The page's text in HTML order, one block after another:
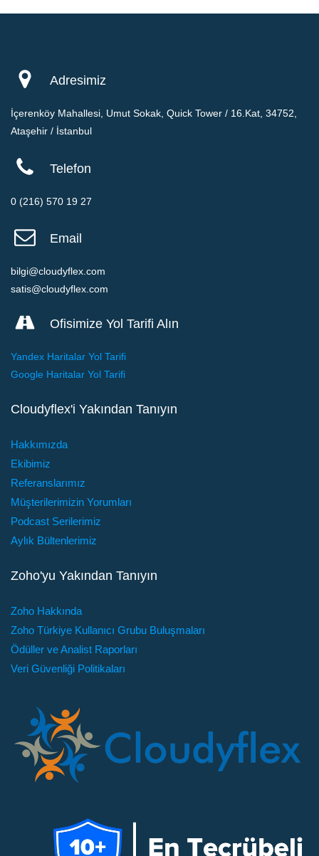
Adresimiz
İçerenköy Mahallesi, Umut Sokak, Quick Tower / 16.Kat, 34752,
Ataşehir / İstanbul
Telefon
0 (216) 570 19 27
Email
bilgi@cloudyflex.com
satis@cloudyflex.com
Ofisimize Yol Tarifi Alın
Yandex Haritalar Yol Tarifi
Google Haritalar Yol Tarifi
Cloudyflex'i Yakından Tanıyın
Hakkımızda
Ekibimiz
Referanslarımız
Müşterilerimizin Yorumları
Podcast Serilerimiz
Aylık Bültenlerimiz
Zoho'yu Yakından Tanıyın
Zoho Hakkında
Zoho Türkiye Kullanıcı Grubu Buluşmaları
Ödüller ve Analist Raporları
Veri Güvenliği Politikaları